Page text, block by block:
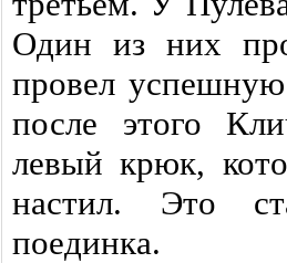
Один из них
провел
после этого
левый крюк,
настил. Это
поединка.